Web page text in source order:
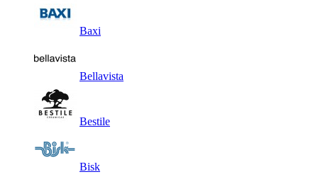
Baxi
Bellavista
Bestile
Bisk